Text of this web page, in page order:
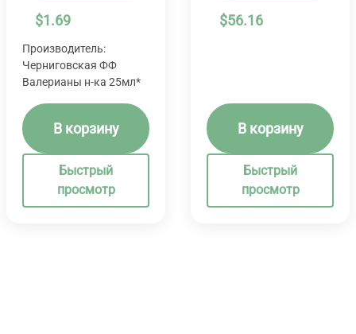
$1.69
Производитель:
Черниговская ФФ
Валерианы н-ка 25мл*
В корзину
Быстрый
просмотр
$56.16
В корзину
Быстрый
просмотр